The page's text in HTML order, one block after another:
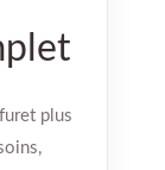
plus